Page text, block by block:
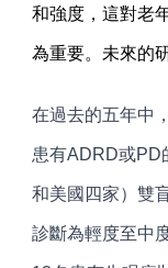
和強度，這對老
為重要。未來的
在過去的五年中
患有ADRD或PD
和美國四家）雙
診斷為輕度至中